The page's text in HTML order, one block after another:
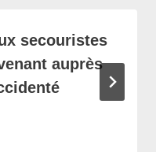
secouristes
auprès